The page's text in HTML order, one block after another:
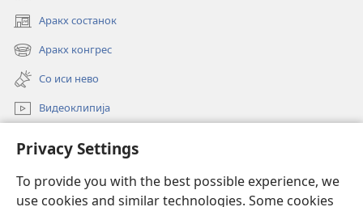
Privacy Settings
To provide you with the best possible experience, we
use cookies and similar technologies. Some cookies
Аракх состанок
(opens
new
window)
Аракх конгрес
(opens
new
window)
Со иси нево
Видеоклипија
Донацие
(opens
new